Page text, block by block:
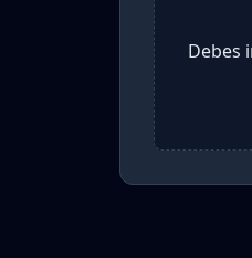
Debes